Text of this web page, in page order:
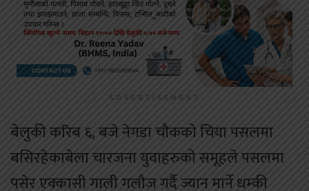
ADVERTISEMENT
बेलुकी करिब ६, बजे नेगडा चौकको चिया पसलमा
बसिरहेकाबेला चारजना युवाहरुको समूहले पसलमा
पसेर एक्कासी गाली गलौज गर्दै ज्यान मार्ने धम्की